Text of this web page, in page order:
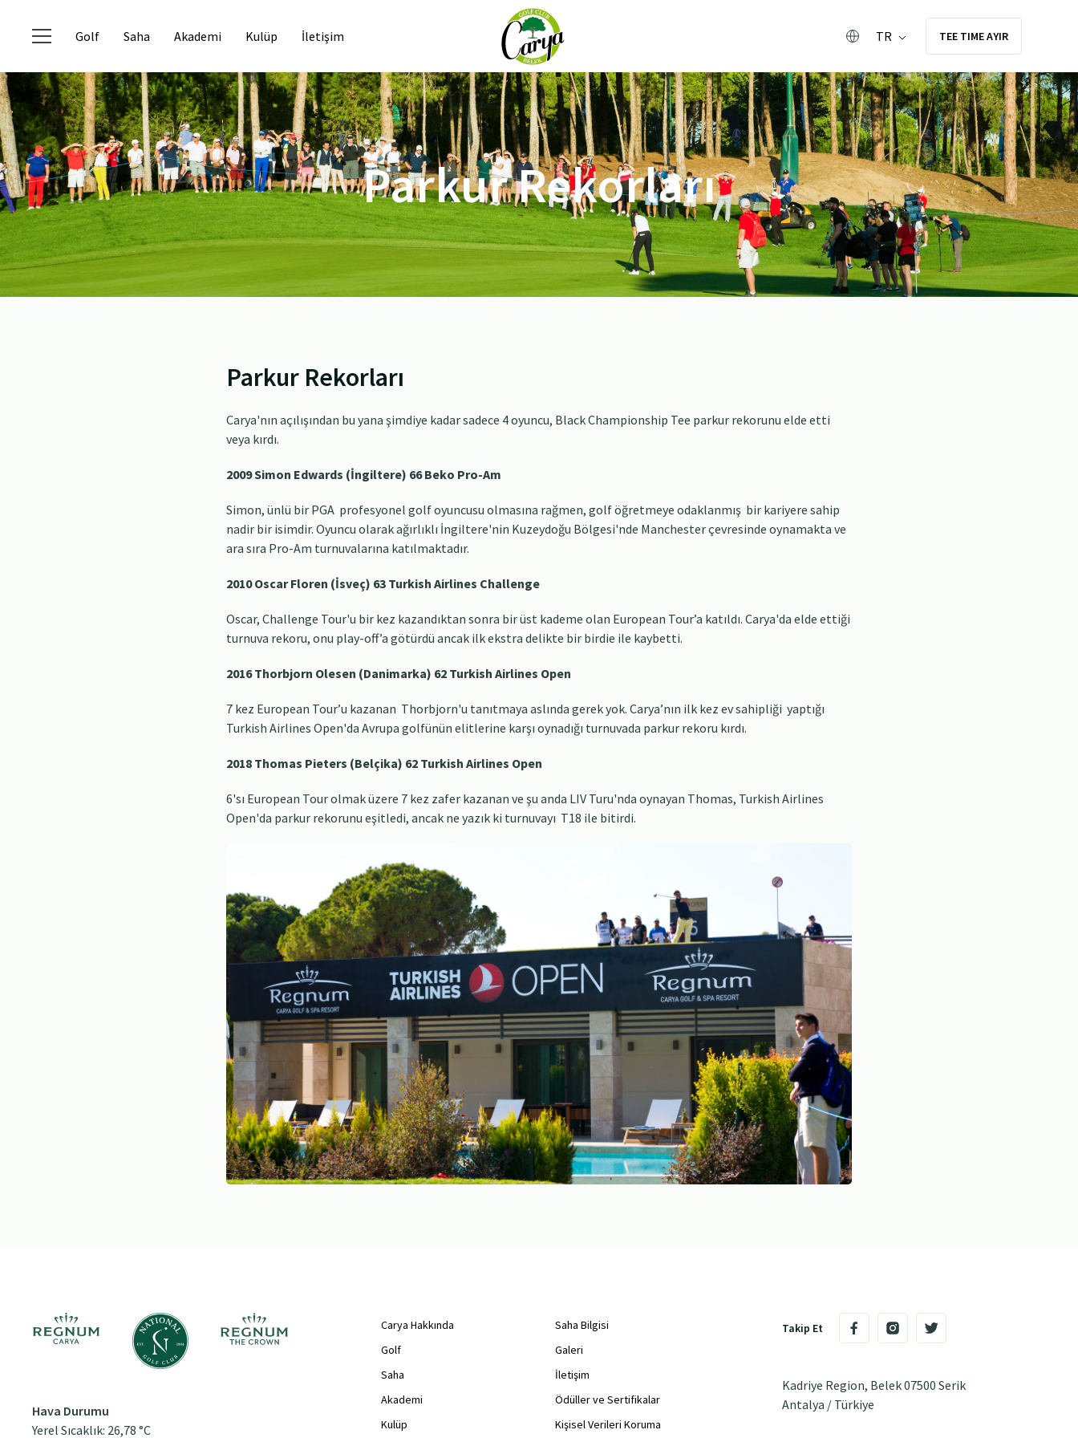
Golf Saha Akademi Kulüp İletişim TR TEE TIME AYIR
Parkur Rekorları
Parkur Rekorları
Carya'nın açılışından bu yana şimdiye kadar sadece 4 oyuncu, Black Championship Tee parkur rekorunu elde etti
veya kırdı.
2009 Simon Edwards (İngiltere) 66 Beko Pro-Am
Simon, ünlü bir PGA profesyonel golf oyuncusu olmasına rağmen, golf öğretmeye odaklanmış bir kariyere sahip
nadir bir isimdir. Oyuncu olarak ağırlıklı İngiltere'nin Kuzeydoğu Bölgesi'nde Manchester çevresinde oynamakta ve
ara sıra Pro-Am turnuvalarına katılmaktadır.
2010 Oscar Floren (İsveç) 63 Turkish Airlines Challenge
Oscar, Challenge Tour'u bir kez kazandıktan sonra bir üst kademe olan European Tour’a katıldı. Carya'da elde ettiği
turnuva rekoru, onu play-off’a götürdü ancak ilk ekstra delikte bir birdie ile kaybetti.
2016 Thorbjorn Olesen (Danimarka) 62 Turkish Airlines Open
7 kez European Tour’u kazanan Thorbjorn'u tanıtmaya aslında gerek yok. Carya’nın ilk kez ev sahipliği yaptığı
Turkish Airlines Open'da Avrupa golfünün elitlerine karşı oynadığı turnuvada parkur rekoru kırdı.
2018 Thomas Pieters (Belçika) 62 Turkish Airlines Open
6'sı European Tour olmak üzere 7 kez zafer kazanan ve şu anda LIV Turu'nda oynayan Thomas, Turkish Airlines
Open'da parkur rekorunu eşitledi, ancak ne yazık ki turnuvayı T18 ile bitirdi.
Hava Durumu
Yerel Sıcaklık: 26,78 °C
Carya Hakkında
Golf
Saha
Akademi
Kulüp
Saha Bilgisi
Galeri
İletişim
Ödüller ve Sertifikalar
Kişisel Verileri Koruma
Takip Et
Kadriye Region, Belek 07500 Serik
Antalya / Türkiye